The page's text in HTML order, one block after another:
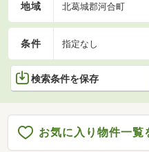
地域 北葛城郡河合町
条件 指定なし
検索条件を保存
お気に入り物件一覧